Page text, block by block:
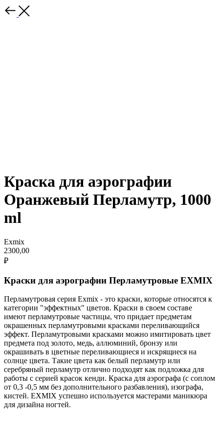
Краска для аэрографии
Оранжевый Перламутр, 1000
ml
Exmix
2300,00
₽
Краски для аэрографии Перламутровые EXMIX
Перламутровая серия Exmix - это краски, которые относятся к
категории "эффектных" цветов. Краски в своем составе
имеют перламутровые частицы, что придает предметам
окрашенных перламутровыми красками переливающийся
эффект. Перламутровыми красками можно имитировать цвет
предмета под золото, медь, аллюминий, бронзу или
окрашивать в цветные переливающиеся и искрящиеся на
солнце цвета. Такие цвета как белый перламутр или
серебряный перламутр отлично подходят как подложка для
работы с серией красок кенди. Краска для аэрографа (с соплом
от 0,3 -0,5 мм без дополнительного разбавления), изографа,
кистей. EXMIX успешно используется мастерами маникюра
для дизайна ногтей.